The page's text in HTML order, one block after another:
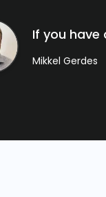
If you have
Mikkel Gerdes